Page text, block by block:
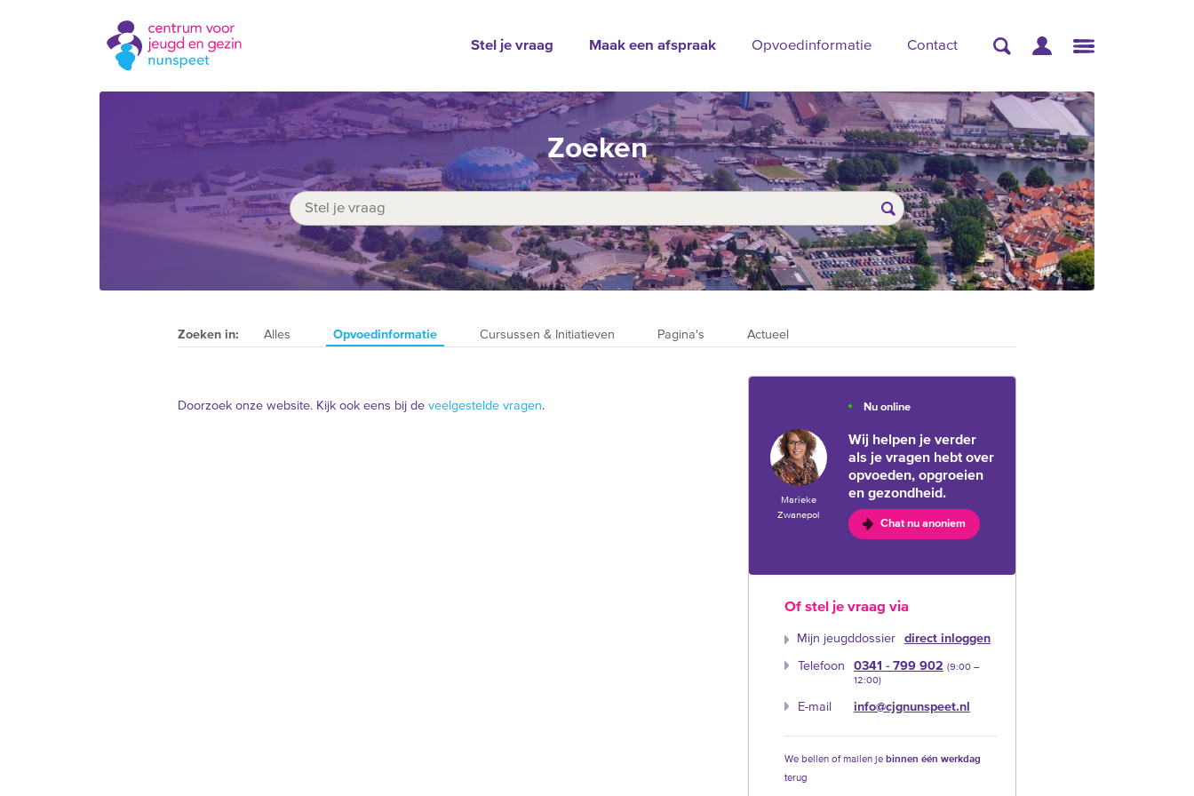
Stel je vraag Maak een afspraak Opvoedinformatie Contact
Zoeken
Zoeken in: Alles Opvoedinformatie Cursussen & Initiatieven Pagina's Actueel
Doorzoek onze website. Kijk ook eens bij de veelgestelde vragen.
Marieke
Zwanepol
Nu online
Wij helpen je verder
als je vragen hebt over
opvoeden, opgroeien
en gezondheid.
Chat nu anoniem
Of stel je vraag via
Mijn jeugddossier direct inloggen
Telefoon 0341 - 799 902 (9:00 –‍
12:00)
E-mail info@cjgnunspeet.nl
We bellen of mailen je binnen één werkdag
terug